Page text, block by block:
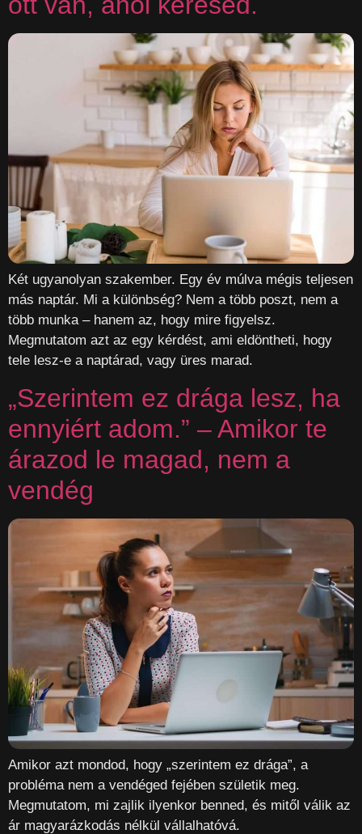
Két ugyanolyan szakember. Egy év múlva mégis teljesen
más naptár. Mi a különbség? Nem a több poszt, nem a
több munka – hanem az, hogy mire figyelsz.
Megmutatom azt az egy kérdést, ami eldöntheti, hogy
tele lesz-e a naptárad, vagy üres marad.
„Szerintem ez drága lesz, ha
ennyiért adom.” – Amikor te
árazod le magad, nem a
vendég
Amikor azt mondod, hogy „szerintem ez drága”, a
probléma nem a vendéged fejében születik meg.
Megmutatom, mi zajlik ilyenkor benned, és mitől válik az
ár magyarázkodás nélkül vállalhatóvá.